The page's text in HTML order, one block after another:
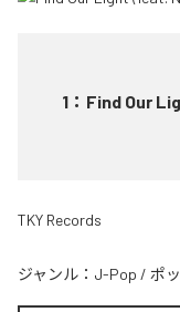
1 ： Find Our
TKY Records
ジャンル： J-Pop / ポ